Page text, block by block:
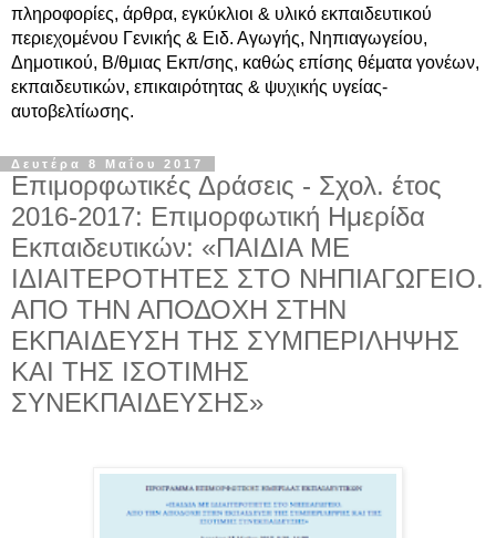
πληροφορίες, άρθρα, εγκύκλιοι & υλικό εκπαιδευτικού
περιεχομένου Γενικής & Ειδ. Αγωγής, Νηπιαγωγείου,
Δημοτικού, Β/θμιας Εκπ/σης, καθώς επίσης θέματα γονέων,
εκπαιδευτικών, επικαιρότητας & ψυχικής υγείας-
αυτοβελτίωσης.
Δευτέρα 8 Μαΐου 2017
Επιμορφωτικές Δράσεις - Σχολ. έτος
2016-2017: Επιμορφωτική Ημερίδα
Εκπαιδευτικών: «ΠΑΙΔΙΑ ΜΕ
ΙΔΙΑΙΤΕΡΟΤΗΤΕΣ ΣΤΟ NΗΠΙΑΓΩΓΕΙΟ.
ΑΠΟ ΤΗΝ ΑΠΟΔΟΧΗ ΣΤΗΝ
ΕΚΠΑΙΔΕΥΣΗ ΤΗΣ ΣΥΜΠΕΡΙΛΗΨΗΣ
ΚΑΙ ΤΗΣ ΙΣΟΤΙΜΗΣ
ΣΥΝΕΚΠΑΙΔΕΥΣΗΣ»